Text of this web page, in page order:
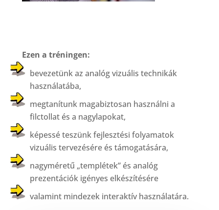
Ezen a tréningen:
bevezetünk az analóg vizuális technikák
használatába,
megtanítunk magabiztosan használni a
filctollat és a nagylapokat,
képessé teszünk fejlesztési folyamatok
vizuális tervezésére és támogatására,
nagyméretű „templétek” és analóg
prezentációk igényes elkészítésére
valamint mindezek interaktív használatára.